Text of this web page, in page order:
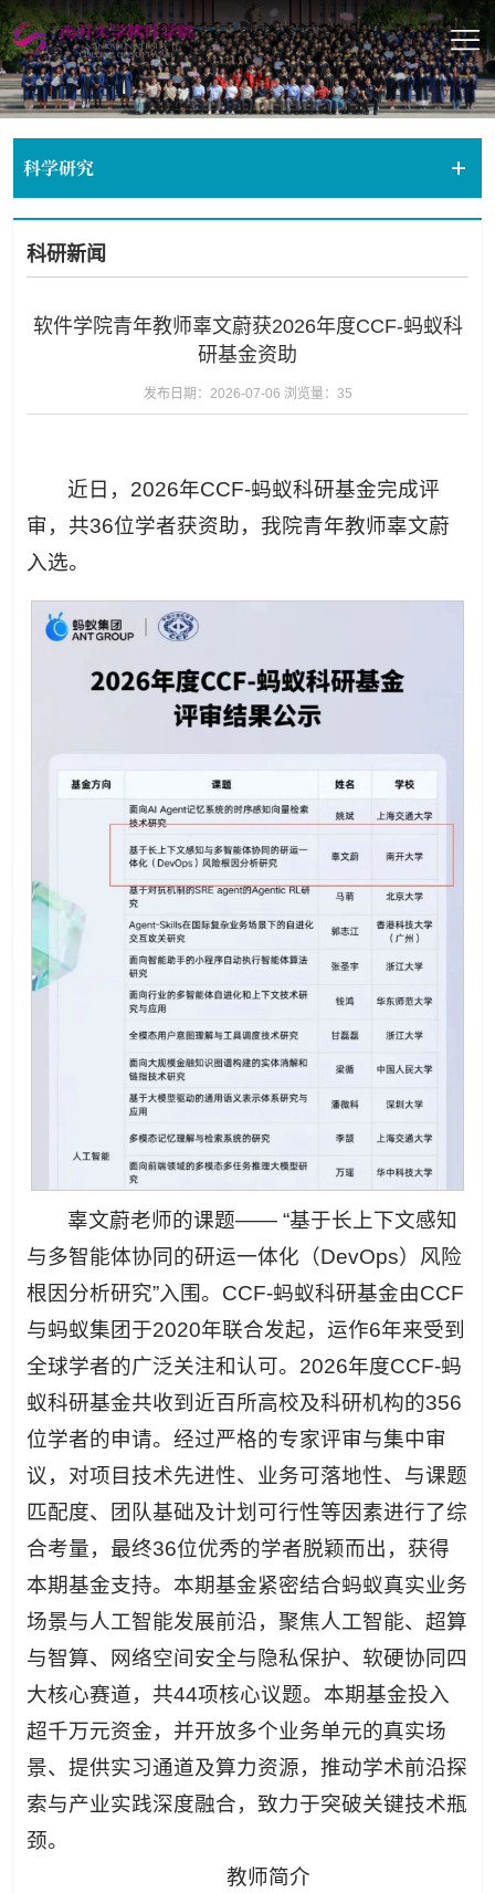
科学研究
科研新闻
软件学院青年教师辜文蔚获2026年度CCF-蚂蚁科
研基金资助
发布日期：2026-07-06 浏览量： 35
近日，2026年CCF-蚂蚁科研基金完成评
审，共36位学者获资助，我院青年教师辜文蔚
入选。
辜文蔚老师的课题—— “基于长上下文感知
与多智能体协同的研运一体化（DevOps）风险
根因分析研究”入围。CCF-蚂蚁科研基金由CCF
与蚂蚁集团于2020年联合发起，运作6年来受到
全球学者的广泛关注和认可。2026年度CCF-蚂
蚁科研基金共收到近百所高校及科研机构的356
位学者的申请。经过严格的专家评审与集中审
议，对项目技术先进性、业务可落地性、与课题
匹配度、团队基础及计划可行性等因素进行了综
合考量，最终36位优秀的学者脱颖而出，获得
本期基金支持。本期基金紧密结合蚂蚁真实业务
场景与人工智能发展前沿，聚焦人工智能、超算
与智算、网络空间安全与隐私保护、软硬协同四
大核心赛道，共44项核心议题。本期基金投入
超千万元资金，并开放多个业务单元的真实场
景、提供实习通道及算力资源，推动学术前沿探
索与产业实践深度融合，致力于突破关键技术瓶
颈。
教师简介